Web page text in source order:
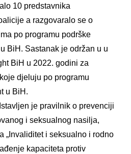
10 predstavnika
a razgovaralo se o
po programu podrške
BiH. Sastanak je održan u u
BiH u 2022. godini za
djeluju po programu
u BiH.
je pravilnik o prevenciji
i seksualnog nasilja,
„Invaliditet i seksualno i rodno
kapaciteta protiv